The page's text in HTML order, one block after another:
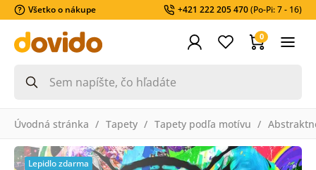
Všetko o nákupe +421 222 205 470(Po-Pi: 7 - 16)
0
Úvodná stránka Tapety Tapety podľa motívu
Lepidlo zdarma